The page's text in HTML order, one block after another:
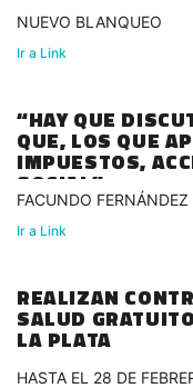
NUEVO BLANQUEO
Ir a Link
“HAY QUE
QUE, LOS QUE
IMPUESTOS,
SOCIAL”
FACUNDO FERNÁNDEZ
Ir a Link
REALIZAN
SALUD
LA PLATA
HASTA EL 28 DE